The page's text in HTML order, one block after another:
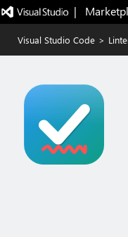
|
Visual Studio Code >